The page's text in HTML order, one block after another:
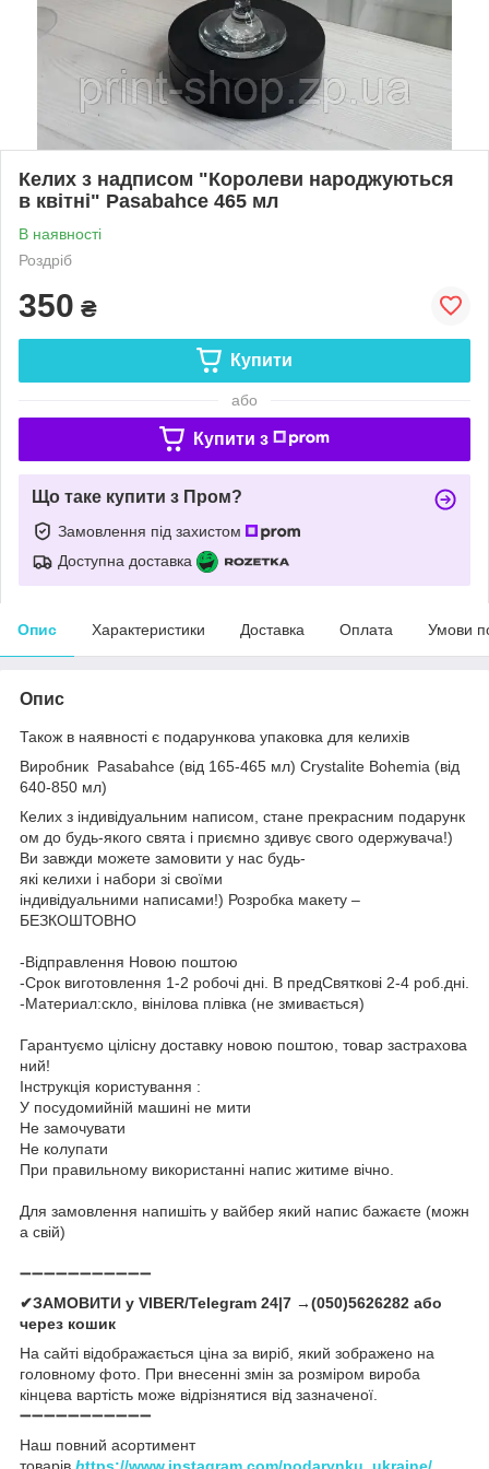
Келих з надписом "Королеви народжуються
в квітні" Pasabahce 465 мл
В наявності
Роздріб
350 ₴
Купити
або
Купити з
Що таке купити з Пром?
Замовлення під захистом
Доступна доставка
Опис Характеристики Доставка Оплата Умови
Опис
Також в наявності є подарункова упаковка для келихів
Виробник Pasabahce (від 165-465 мл) Crystalite Bohemia (від
640-850 мл)
Келих з індивідуальним написом, стане прекрасним подарунк
ом до будь-якого свята і приємно здивує свого одержувача!)
Ви завжди можете замовити у нас будь-
які келихи і набори зі своїми
індивідуальними написами!) Розробка макету –
БЕЗКОШТОВНО
-Відправлення Новою поштою
-Срок виготовлення 1-2 робочі дні. В предСвяткові 2-4 роб.дні.
-Материал:скло, вінілова плівка (не змивається)
Гарантуємо цілісну доставку новою поштою, товар застрахова
ний!
Інструкція користування :
У посудомийній машині не мити
Не замочувати
Не колупати
При правильному використанні напис житиме вічно.
Для замовлення напишіть у вайбер який напис бажаєте (можн
а свій)
➖➖➖➖➖➖➖➖➖➖➖
✔ЗАМОВИТИ у VIBER/Telegram 24|7 →(050)5626282 або
через кошик
На сайті відображається ціна за виріб, який зображено на
головному фото. При внесенні змін за розміром вироба
кінцева вартість може відрізнятися від зазначеної.
➖➖➖➖➖➖➖➖➖➖➖
Наш повний асортимент
товарів https://www.instagram.com/podarynku_ukraine/